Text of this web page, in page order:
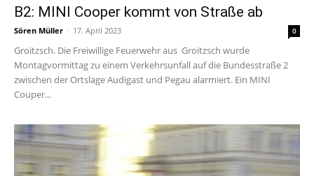
B2: MINI Cooper kommt von Straße ab
Sören Müller - 17. April 2023 0
Groitzsch. Die Freiwillige Feuerwehr aus Groitzsch wurde
Montagvormittag zu einem Verkehrsunfall auf die Bundesstraße 2
zwischen der Ortslage Audigast und Pegau alarmiert. Ein MINI
Couper...